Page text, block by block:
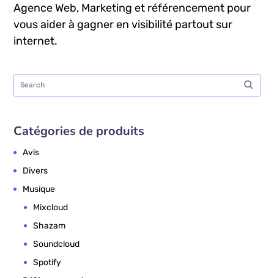
Agence Web, Marketing et référencement pour
vous aider à gagner en visibilité partout sur
internet.
Catégories de produits
Avis
Divers
Musique
Mixcloud
Shazam
Soundcloud
Spotify